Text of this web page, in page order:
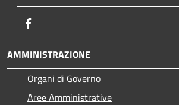
AMMINISTRAZIONE
Organi di Governo
Aree Amministrative